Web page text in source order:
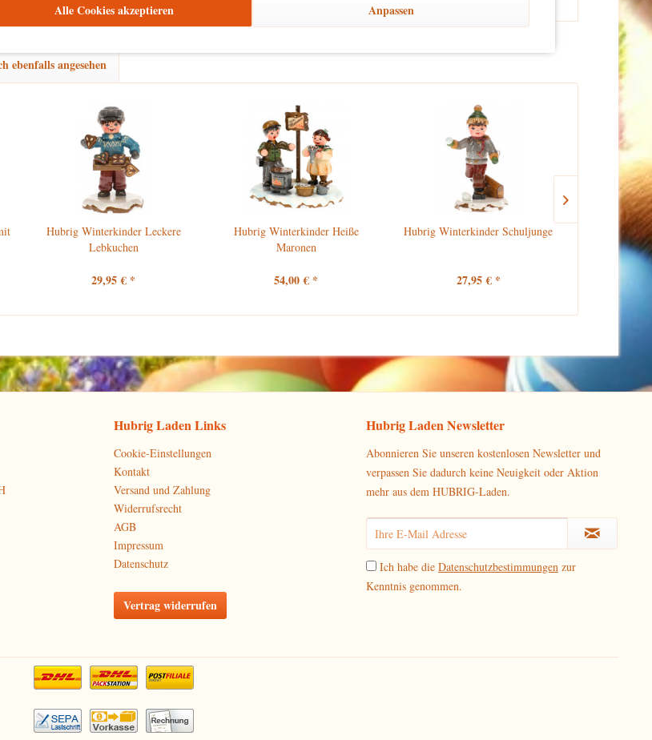
ebenfalls angesehen
Hubrig Winterkinder Leckere
Lebkuchen
29,95 € *
Hubrig Winterkinder Heiße
Maronen
54,00 € *
Hubrig Winterkinder Schuljunge
27,95 € *
Hubrig
Hubrig Laden Links
Cookie-Einstellungen
Kontakt
Versand und Zahlung
Widerrufsrecht
AGB
Impressum
Datenschutz
Vertrag widerrufen
Hubrig Laden Newsletter
Abonnieren Sie unseren kostenlosen Newsletter und
verpassen Sie dadurch keine Neuigkeit oder Aktion
mehr aus dem HUBRIG-Laden.
Ich habe die Datenschutzbestimmungen zur
Kenntnis genommen.
Alle Cookies akzeptieren Anpassen